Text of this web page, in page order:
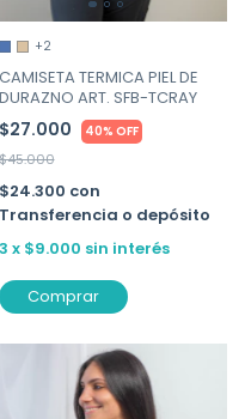
+2
CAMISETA TERMICA PIEL DE
DURAZNO ART. SFB-TCRAY
$27.000 40% OFF
$24.300 con
Transferencia o depósito
3 x $9.000 sin interés
Comprar